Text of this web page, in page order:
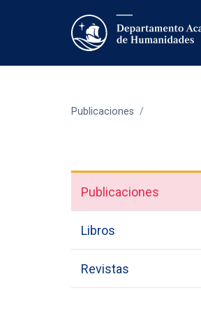
Publicaciones /
Publicaciones
Libros
Revistas